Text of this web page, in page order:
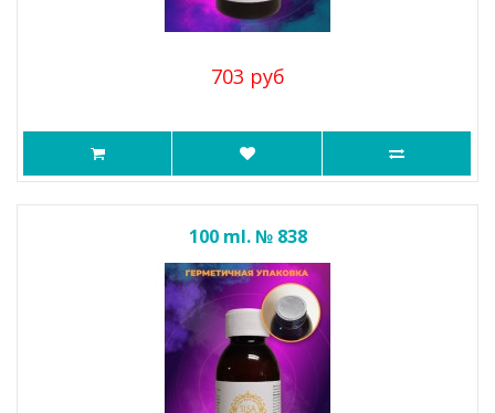
703 руб
100 ml. № 838